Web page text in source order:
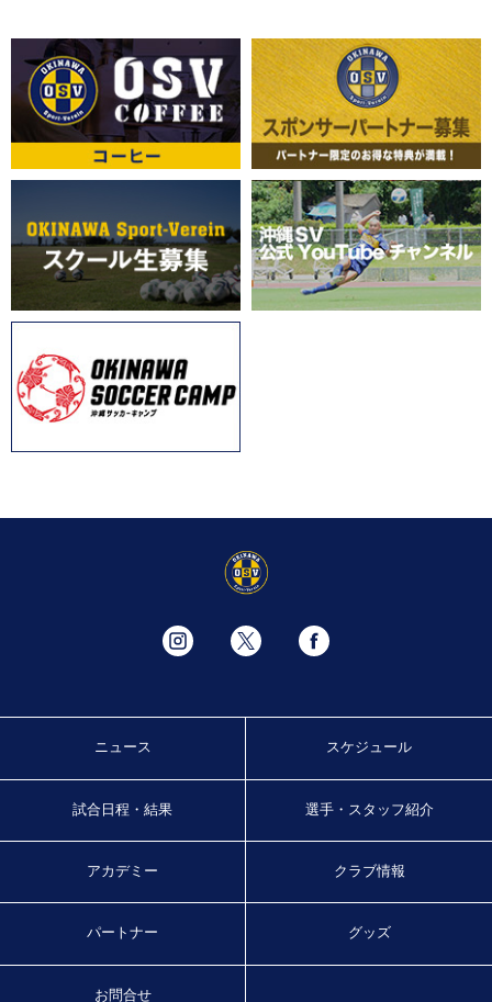
ニュース スケジュール
試合日程・結果 選手・スタッフ紹介
アカデミー クラブ情報
パートナー グッズ
お問合せ